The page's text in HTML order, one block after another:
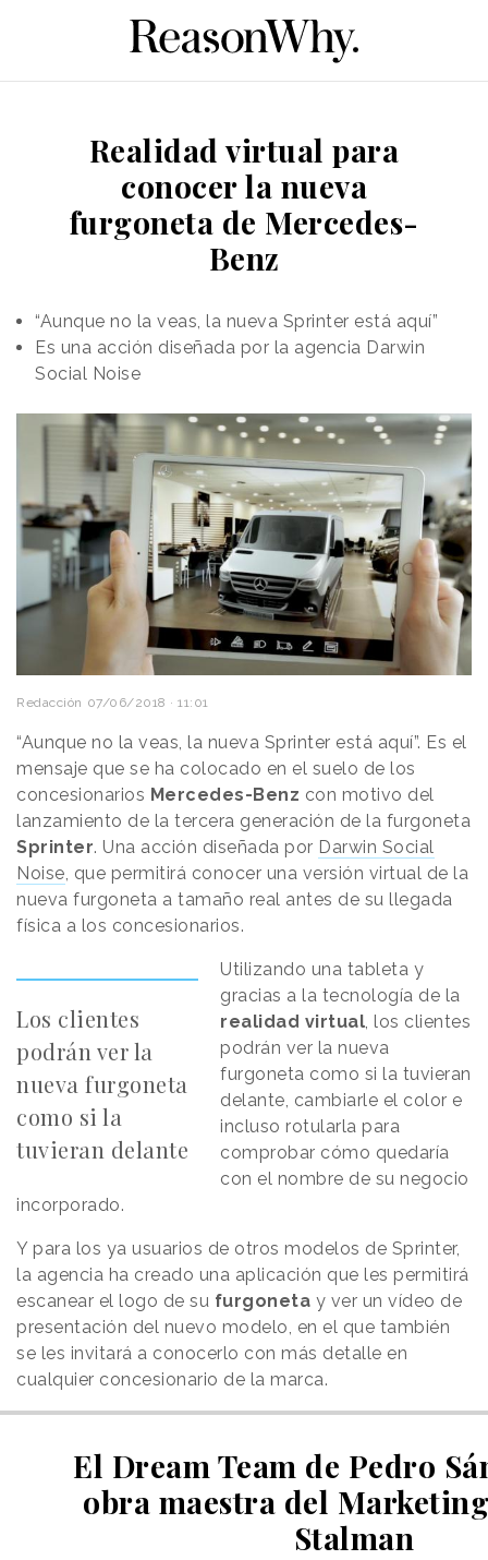
Realidad virtual para
conocer la nueva
furgoneta de Mercedes-
Benz
“Aunque no la veas, la nueva Sprinter está aquí”
Es una acción diseñada por la agencia Darwin
Social Noise
Redacción 07/06/2018 · 11:01
“Aunque no la veas, la nueva Sprinter está aquí”. Es el
mensaje que se ha colocado en el suelo de los
concesionarios Mercedes-Benz con motivo del
lanzamiento de la tercera generación de la furgoneta
Sprinter. Una acción diseñada por Darwin Social
Noise, que permitirá conocer una versión virtual de la
nueva furgoneta a tamaño real antes de su llegada
física a los concesionarios.
Los clientes
podrán ver la
nueva furgoneta
como si la
tuvieran delante
Utilizando una tableta y
gracias a la tecnología de la
realidad virtual, los clientes
podrán ver la nueva
furgoneta como si la tuvieran
delante, cambiarle el color e
incluso rotularla para
comprobar cómo quedaría
con el nombre de su negocio
incorporado.
Y para los ya usuarios de otros modelos de Sprinter,
la agencia ha creado una aplicación que les permitirá
escanear el logo de su furgoneta y ver un vídeo de
presentación del nuevo modelo, en el que también
se les invitará a conocerlo con más detalle en
cualquier concesionario de la marca.
El Dream Team de Pedro
obra maestra del
Stalman